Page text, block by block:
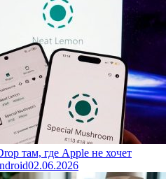
там, где Apple не хочет
02.06.2026